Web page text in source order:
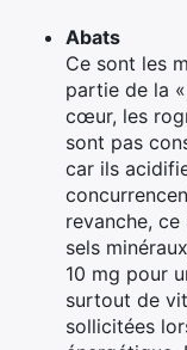
Abats
Ce sont les
partie de la
cœur, les
sont pas
car ils
revanche,
sels
10 mg pour
surtout de
sollicitées